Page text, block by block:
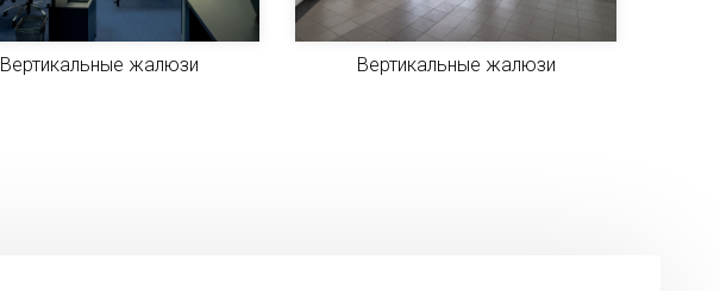
Вертикальные жалюзи Вертикальные жалюзи